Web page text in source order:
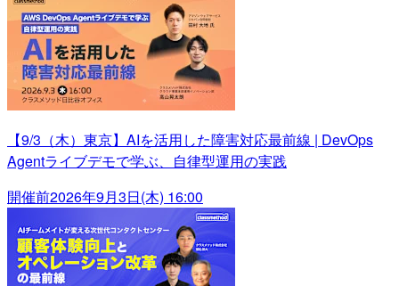
【9/3（木）東京】AIを活用した障害対応最前線 | DevOps
Agentライブデモで学ぶ、自律型運用の実践
開催前2026年9月3日(木) 16:00